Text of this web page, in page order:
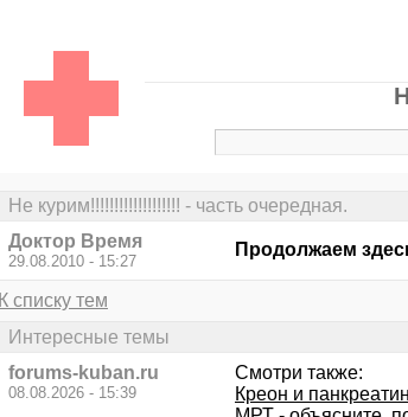
Не курим!!!!!!!!!!!!!!!!!!! - часть очередная.
Доктор Время
29.08.2010 - 15:27
Продолжаем
К списку тем
Интересные темы
forums-kuban.ru
08.08.2026 - 15:39
Смотри также:
Креон и